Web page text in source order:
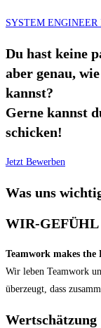
SYSTEM ENGINEER
Du hast keine
aber genau,
kannst?
Gerne kannst
schicken!
Jetzt Bewerben
Was uns
WIR-GEFÜHL
Teamwork makes the
Wir leben Teamwork
überzeugt, dass
Wertschätzung